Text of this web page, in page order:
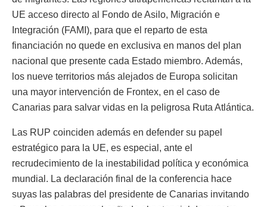
UE acceso directo al Fondo de Asilo, Migración e
Integración (FAMI), para que el reparto de esta
financiación no quede en exclusiva en manos del plan
nacional que presente cada Estado miembro. Además,
los nueve territorios más alejados de Europa solicitan
una mayor intervención de Frontex, en el caso de
Canarias para salvar vidas en la peligrosa Ruta Atlántica.
Las RUP coinciden además en defender su papel
estratégico para la UE, es especial, ante el
recrudecimiento de la inestabilidad política y económica
mundial. La declaración final de la conferencia hace
suyas las palabras del presidente de Canarias invitando